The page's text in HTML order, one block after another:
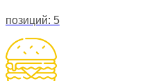
позиций: 5